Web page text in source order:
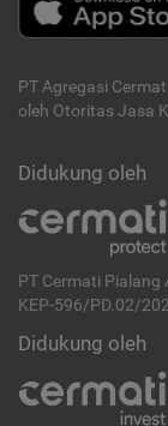
PT Agregasi
oleh Otoritas Jasa
Didukung oleh
PT Cermati Pialang
KEP-596/PD.02/
Didukung oleh